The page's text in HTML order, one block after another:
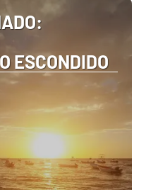
ESCONDIDO